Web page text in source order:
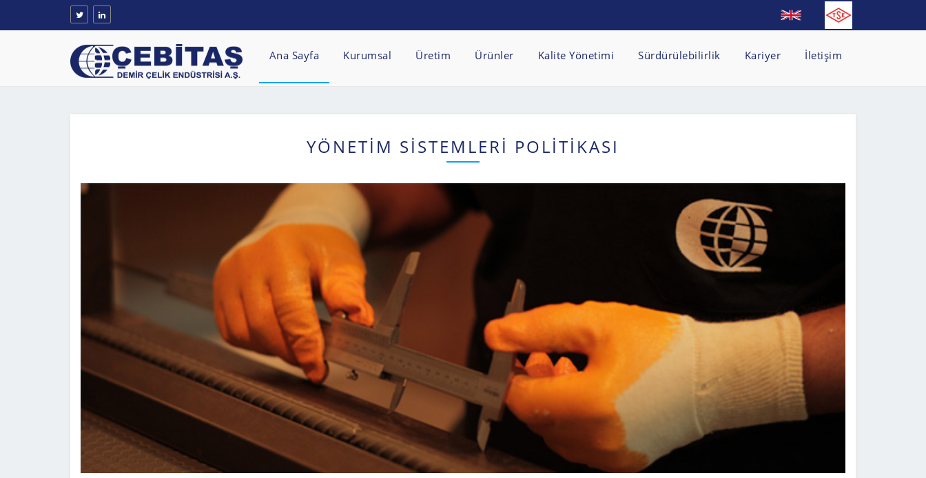
Ana Sayfa Kurumsal Üretim Ürünler Kalite Yönetimi Sürdürülebilirlik Kariyer İletişim
YÖNETİM SİSTEMLERİ POLİTİKASI